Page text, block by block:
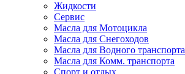
Жидкости
Сервис
Масла для Мотоцикла
Масла для Снегоходов
Масла для Водного транспорта
Масла для Комм. транспорта
Спорт и отдых